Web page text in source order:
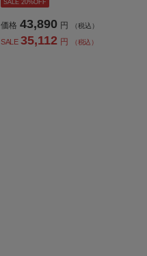
SALE 20%OFF
価格 43,890 円 （税込）
SALE 35,112 円 （税込）